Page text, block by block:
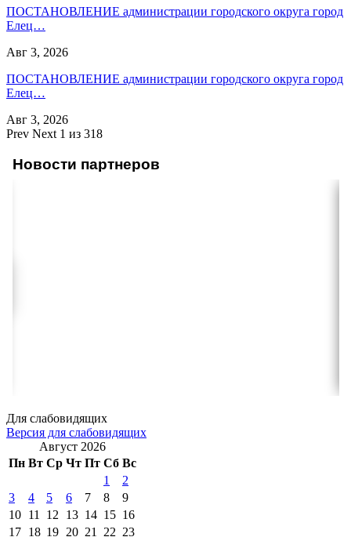
ПОСТАНОВЛЕНИЕ администрации городского округа город
Елец…
Авг 3, 2026
ПОСТАНОВЛЕНИЕ администрации городского округа город
Елец…
Авг 3, 2026
Prev Next 1 из 318
Новости партнеров
Для слабовидящих
Версия для слабовидящих
Август 2026
Пн Вт Ср Чт Пт Сб Вс
1
2
3
4 5 6 7 8
9
10 11 12 13 14 15 16
17 18 19 20 21 22 23